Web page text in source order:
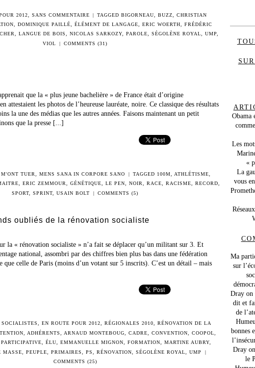
2012 SANS COMMENTAIRE | TAGGEDBIGORNEAU ,BUZZ ,CHRISTIAN
DOMINIQUE PAILLÉ ÉLÉMENT DE LANGAGE ERIC WOERTH
FRÉDÉRIC
LANGUE DE BOIS NICOLAS SARKOZY PAROLE SÉGOLÈNE ROYAL UMP
VIOL
| COMMENTS (31)
que la « plus jeune bachelière » de France était d’origine
attestaient les photos de l’heureuse lauréate, noire. Ce classique des résultats
la une des médias que les autres années. Faisons maintenant un petit
que la presse [...]
TUER ,MENS SANA IN CORPORE SANO | TAGGED 100M ATHLÉTISME
ERIC ZEMMOUR GÉNÉTIQUE LE PEN NOIR RACE RACISME RECORD
SPORT ,SPRINT ,USAIN BOLT | COMMENTS (5)
oubliés de la rénovation socialiste
la « rénovation socialiste » n’a fait se déplacer qu’un militant sur 3. Et
national, assombri par des chiffres bien plus bas dans une fédération
que celle de Paris (moins d’un votant sur 5 inscrits). C’est un détail – mais
EN ROUTE POUR 2012 RÉGIONALES 2010
RÉNOVATION DE LA
ADHÉRENTS ARNAUD MONTEBOUG CADRE CONVENTION COOPOL
ÉLU EMMANUELLE MIGNON FORMATION MARTINE AUBRY
MASSE ,PEUPLE ,PRIMAIRES ,PS ,RÉNOVATION ,SÉGOLÈNE ROYAL ,UMP
|
COMMENTS (25)
Obama
Les
«
La
vous
Ma
sur
Drayon
dit et
de
bonnes
Dray on
le